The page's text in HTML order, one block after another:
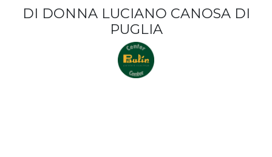
DI DONNA LUCIANO CANOSA DI
PUGLIA